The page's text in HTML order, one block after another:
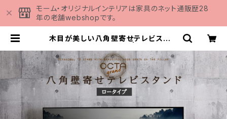
モーム・オリジナルインテリアは家具のネット通販歴28
年の老舗webshopです。
木目が美しい八角壁寄せテレビスタン
専門店 MOMU